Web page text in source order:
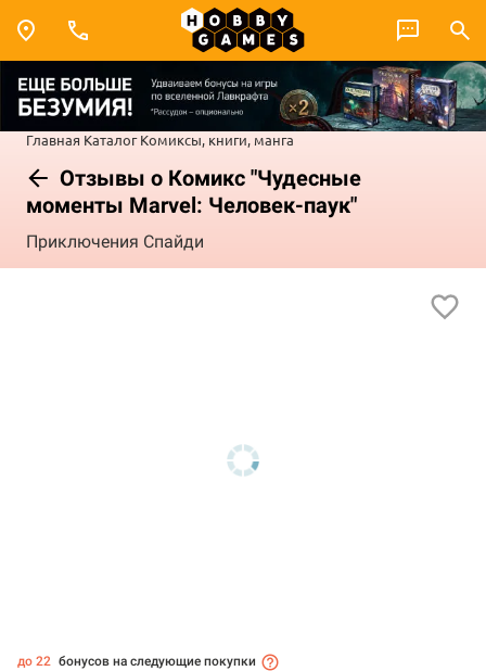
Главная Каталог Комиксы, книги, манга
Отзывы о Комикс "Чудесные
моменты Marvel: Человек-паук"
Приключения Спайди
до 22 бонусов на следующие покупки